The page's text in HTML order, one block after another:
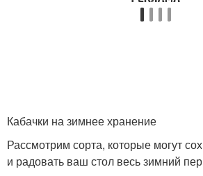
Кабачки на зимнее хранение
Рассмотрим сорта, которые могут
и радовать ваш стол весь зимний